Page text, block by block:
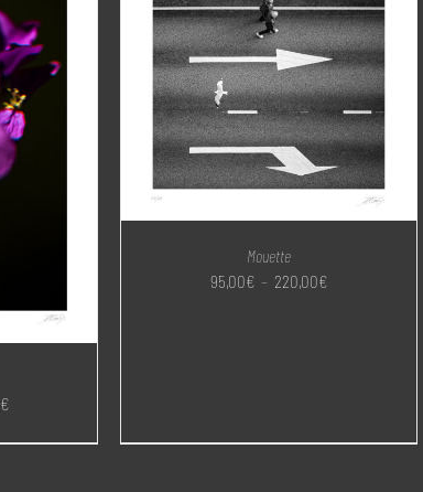
€
prix :
Mouette
95,00€ – 220,00€